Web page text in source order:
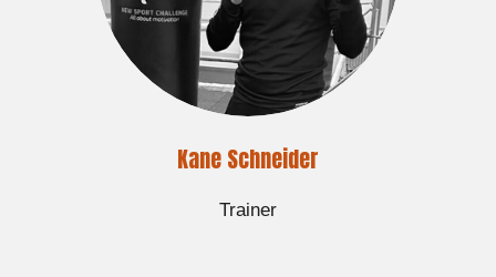
Kane Schneider
Trainer